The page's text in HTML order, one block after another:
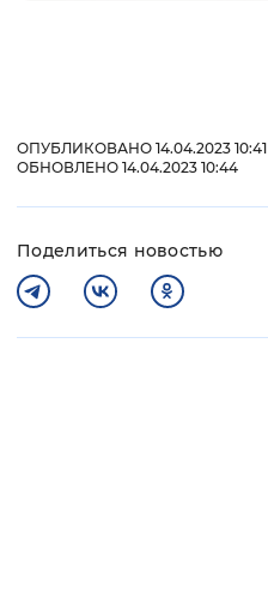
ОПУБЛИКОВАНО 14.04.2023 10:41
ОБНОВЛЕНО 14.04.2023 10:44
Поделиться новостью